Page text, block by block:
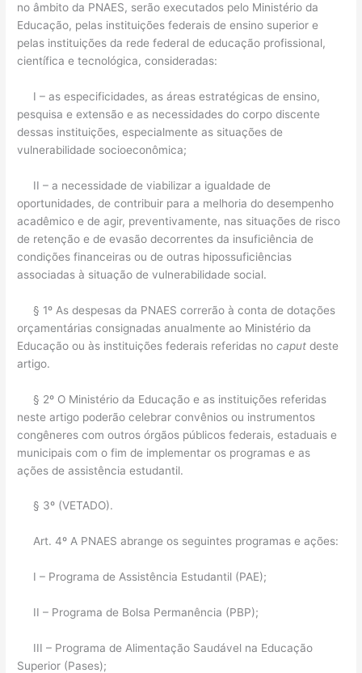
no âmbito da PNAES, serão executados pelo Ministério da
Educação, pelas instituições federais de ensino superior e
pelas instituições da rede federal de educação profissional,
científica e tecnológica, consideradas:
I – as especificidades, as áreas estratégicas de ensino,
pesquisa e extensão e as necessidades do corpo discente
dessas instituições, especialmente as situações de
vulnerabilidade socioeconômica;
II – a necessidade de viabilizar a igualdade de
oportunidades, de contribuir para a melhoria do desempenho
acadêmico e de agir, preventivamente, nas situações de risco
de retenção e de evasão decorrentes da insuficiência de
condições financeiras ou de outras hipossuficiências
associadas à situação de vulnerabilidade social.
§ 1º As despesas da PNAES correrão à conta de dotações
orçamentárias consignadas anualmente ao Ministério da
Educação ou às instituições federais referidas nocaput deste
artigo.
§ 2º O Ministério da Educação e as instituições referidas
neste artigo poderão celebrar convênios ou instrumentos
congêneres com outros órgãos públicos federais, estaduais e
municipais com o fim de implementar os programas e as
ações de assistência estudantil.
§ 3º (VETADO).
Art. 4º A PNAES abrange os seguintes programas e ações:
I – Programa de Assistência Estudantil (PAE);
II – Programa de Bolsa Permanência (PBP);
III – Programa de Alimentação Saudável na Educação
Superior (Pases);